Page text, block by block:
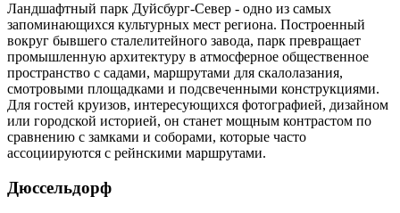
Ландшафтный парк Дуйсбург-Север - одно из самых
запоминающихся культурных мест региона. Построенный
вокруг бывшего сталелитейного завода, парк превращает
промышленную архитектуру в атмосферное общественное
пространство с садами, маршрутами для скалолазания,
смотровыми площадками и подсвеченными конструкциями.
Для гостей круизов, интересующихся фотографией, дизайном
или городской историей, он станет мощным контрастом по
сравнению с замками и соборами, которые часто
ассоциируются с рейнскими маршрутами.
Дюссельдорф